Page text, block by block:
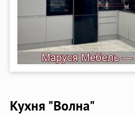
Кухня "Волна"